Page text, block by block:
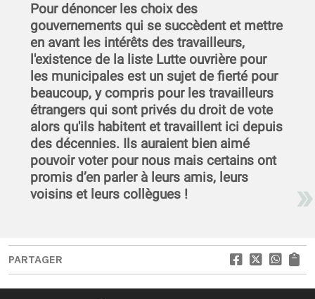
Pour dénoncer les choix des
gouvernements qui se succèdent et mettre
en avant les intérêts des travailleurs,
l'existence de la liste Lutte ouvrière pour
les municipales est un sujet de fierté pour
beaucoup, y compris pour les travailleurs
étrangers qui sont privés du droit de vote
alors qu'ils habitent et travaillent ici depuis
des décennies. Ils auraient bien aimé
pouvoir voter pour nous mais certains ont
promis d’en parler à leurs amis, leurs
voisins et leurs collègues !
PARTAGER